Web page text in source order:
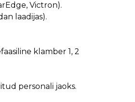
Victron).
laadijas).
klamber 1, 2
personali jaoks.